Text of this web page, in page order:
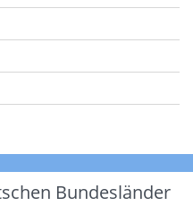
Bundesländer